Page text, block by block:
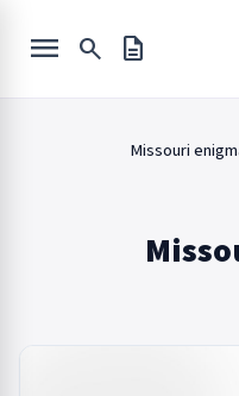
description
search
menu
Missouri